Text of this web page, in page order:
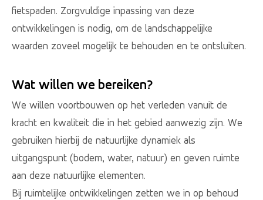
fietspaden. Zorgvuldige inpassing van deze
ontwikkelingen is nodig, om de landschappelijke
waarden zoveel mogelijk te behouden en te ontsluiten.
Wat willen we bereiken?
We willen voortbouwen op het verleden vanuit de
kracht en kwaliteit die in het gebied aanwezig zijn. We
gebruiken hierbij de natuurlijke dynamiek als
uitgangspunt (bodem, water, natuur) en geven ruimte
aan deze natuurlijke elementen.
Bij ruimtelijke ontwikkelingen zetten we in op behoud